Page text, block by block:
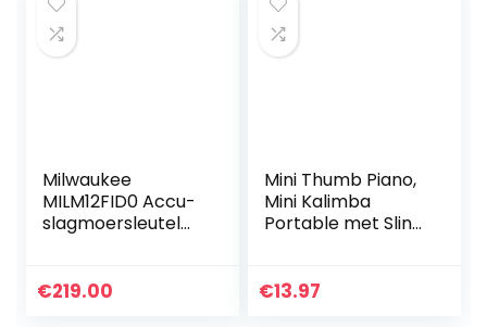
Milwaukee
MILM12FID0 Accu-
slagmoersleutel
& zwart
€219.00
Mini Thumb Piano,
Mini Kalimba
Portable met Sling
€13.97